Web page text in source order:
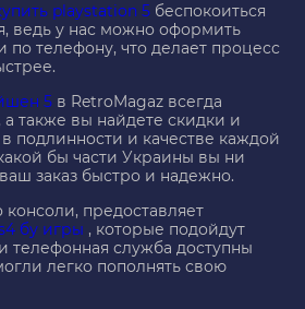
playstation 5 беспокоиться
ведь у нас можно оформить
по телефону, что делает процесс
5 в RetroMagaz всегда
а также вы найдете скидки и
подлинности и качестве каждой
бы части Украины вы ни
заказ быстро и надежно.
предоставляет
бу игры , которые подойдут
телефонная служба доступны
легко пополнять свою